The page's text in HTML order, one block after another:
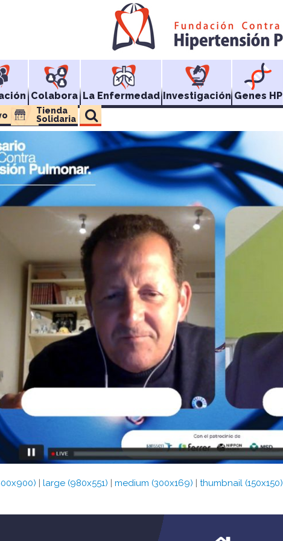
Colabora La Enfermedad Investigación Genes HP
Tienda
Solidaria
| large (980x551) | medium (300x169) | thumbnail (150x150)